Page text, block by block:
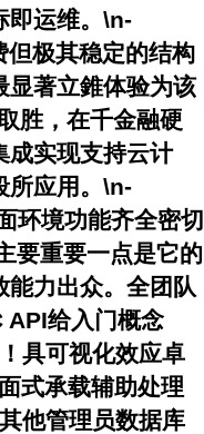
即运维。\n-
但极其稳定的结构
显著立錐体验为该
胜，在千金融硬
成实现支持云计
所应用。\n-
环境功能齐全密切
要重要一点是它的
能力出众。全团队
API给入门概念
具可视化效应卓
式承载辅助处理
他管理员数据库